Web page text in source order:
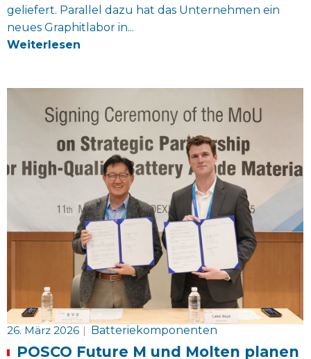
geliefert. Parallel dazu hat das Unternehmen ein
neues Graphitlabor in...
Weiterlesen
26. März 2026 | Batteriekomponenten
POSCO Future M und Molten planen